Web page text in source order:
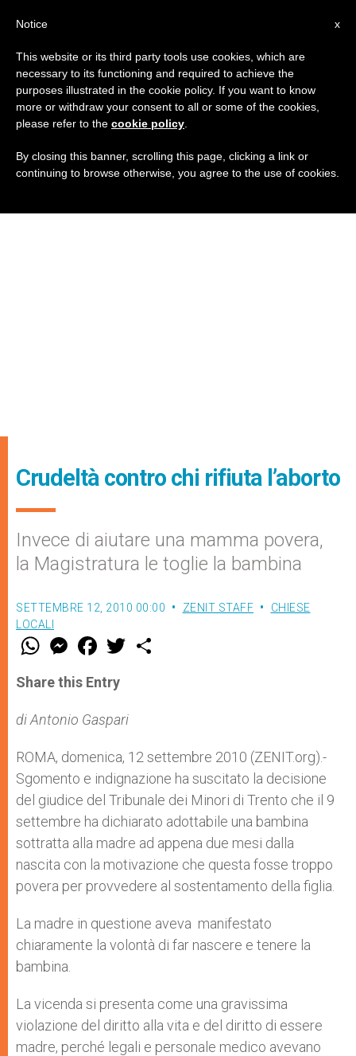
Crudeltà contro chi rifiuta l’aborto
Invece di aiutare una mamma povera,
la Magistratura le toglie la bambina
SETTEMBRE 12, 2010 00:00 ZENIT STAFF
CHIESE
LOCALI
W
t
s
p
p
M
e
s
e
g
e
F
a
e
b
o
k
w
Share this Entry
di Antonio Gaspari
ROMA, domenica, 12 settembre 2010 (ZENIT.org).-
Sgomento e indignazione ha suscitato la decisione
del giudice del Tribunale dei Minori di Trento che il 9
settembre ha dichiarato adottabile una bambina
sottratta alla madre ad appena due mesi dalla
nascita con la motivazione che questa fosse troppo
povera per provvedere al sostentamento della figlia.
La madre in questione aveva manifestato
chiaramente la volontà di far nascere e tenere la
bambina.
La vicenda si presenta come una gravissima
violazione del diritto alla vita e del diritto di essere
madre, perché legali e personale medico avevano
x
Notice
This website or its third party tools use cookies, which are
necessary to its functioning and required to achieve the
purposes illustrated in the cookie policy. If you want to know
more or withdraw your consent to all or some of the cookies,
please refer to the cookie policy
By closing this banner, scrolling this page, clicking a link or
continuing to browse otherwise, you agree to the use of cookies.